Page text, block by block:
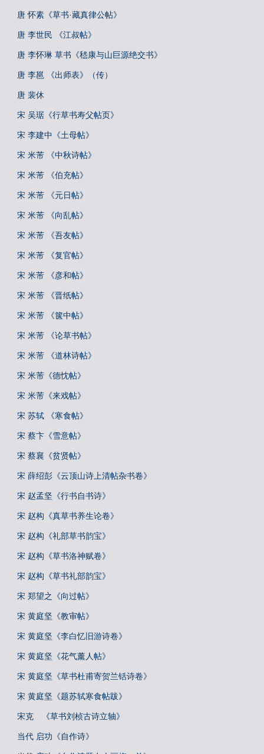
唐 怀素《草书·藏真律公帖》
唐 李世民 《江叔帖》
唐 李怀琳 草书《嵇康与山巨源绝交书》
唐 李邕 《出师表》（传）
唐 裴休
宋 吴琚《行草书寿父帖页》
宋 李建中《土母帖》
宋 米芾 《中秋诗帖》
宋 米芾 《伯充帖》
宋 米芾 《元日帖》
宋 米芾 《向乱帖》
宋 米芾 《吾友帖》
宋 米芾 《复官帖》
宋 米芾 《彦和帖》
宋 米芾 《晋纸帖》
宋 米芾 《箧中帖》
宋 米芾 《论草书帖》
宋 米芾 《道林诗帖》
宋 米芾《德忱帖》
宋 米芾《来戏帖》
宋 苏轼 《寒食帖》
宋 蔡卞《雪意帖》
宋 蔡襄《贫贤帖》
宋 薛绍彭《云顶山诗上清帖杂书卷》
宋 赵孟坚《行书自书诗》
宋 赵构《真草书养生论卷》
宋 赵构《礼部草书韵宝》
宋 赵构《草书洛神赋卷》
宋 赵构《草书礼部韵宝》
宋 郑望之《向过帖》
宋 黄庭坚《教审帖》
宋 黄庭坚《李白忆旧游诗卷》
宋 黄庭坚《花气薰人帖》
宋 黄庭坚《草书杜甫寄贺兰铦诗卷》
宋 黄庭坚《题苏轼寒食帖跋》
宋克 《草书刘桢古诗立轴》
当代 启功《自作诗》